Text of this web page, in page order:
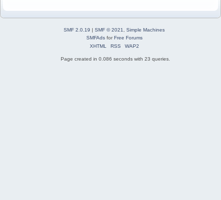
SMF 2.0.19 | SMF © 2021
Simple Machines
SMFAdsforFree Forums
XHTML
RSS WAP2
Page created in 0.086 seconds with 23 queries.